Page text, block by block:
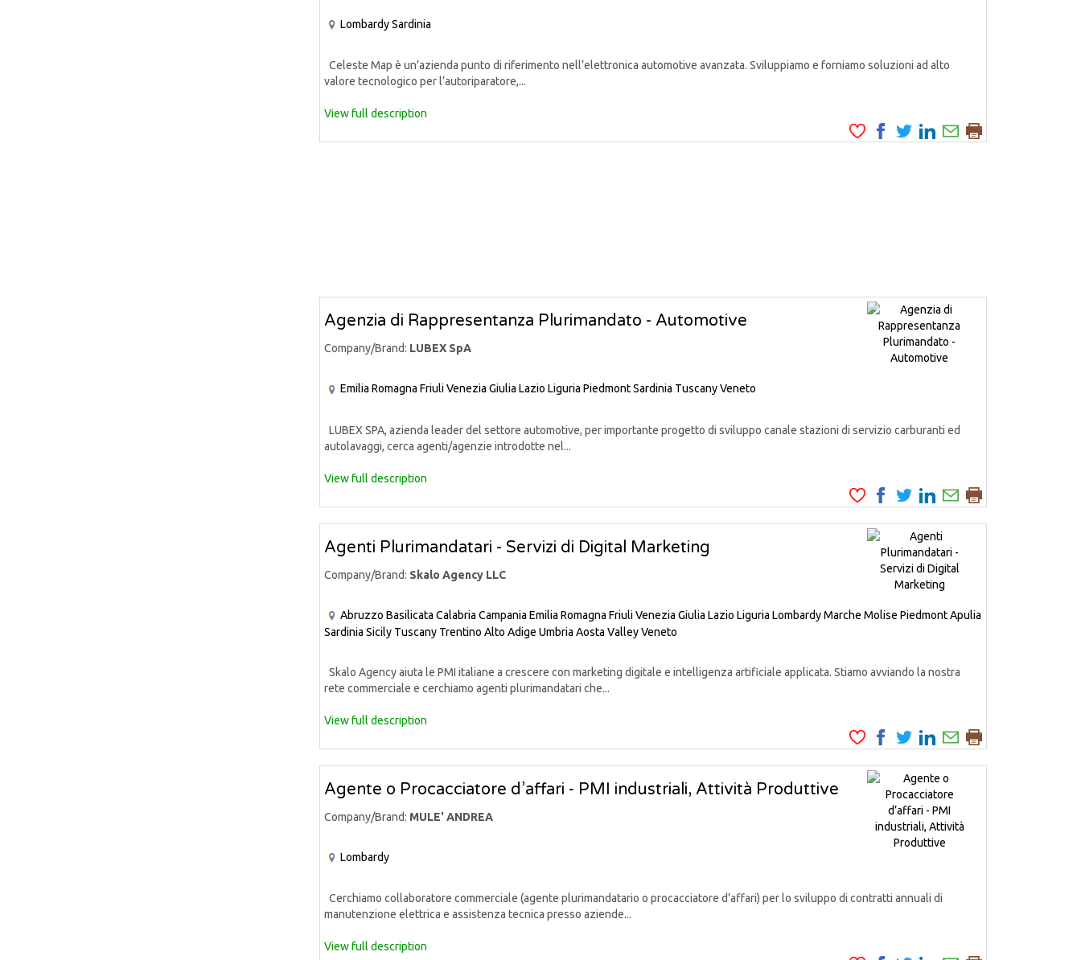
LombardySardinia
Celeste Map è un’azienda punto di riferimento nell’elettronica automotive avanzata. Sviluppiamo e forniamo soluzioni ad alto
valore tecnologico per l’autoriparatore,...
View full description
Agenzia di Rappresentanza Plurimandato - Automotive
Company/Brand: LUBEX SpA
Emilia Romagna Friuli Venezia Giulia Lazio Liguria PiedmontSardinia TuscanyVeneto
LUBEX SPA, azienda leader del settore automotive, per importante progetto di sviluppo canale stazioni di servizio carburanti ed
autolavaggi, cerca agenti/agenzie introdotte nel...
View full description
Agenti Plurimandatari - Servizi di Digital Marketing
Company/Brand: Skalo Agency LLC
Abruzzo Basilicata Calabria Campania Emilia Romagna Friuli Venezia Giulia Lazio Liguria LombardyMarche Molise PiedmontApulia
Sardinia Sicily Tuscany Trentino Alto Adige Umbria Aosta ValleyVeneto
Skalo Agency aiuta le PMI italiane a crescere con marketing digitale e intelligenza artificiale applicata. Stiamo avviando la nostra
rete commerciale e cerchiamo agenti plurimandatari che...
View full description
Agente o Procacciatore d’affari - PMI industriali, Attività Produttive
Company/Brand: MULE' ANDREA
Lombardy
Cerchiamo collaboratore commerciale (agente plurimandatario o procacciatore d’affari) per lo sviluppo di contratti annuali di
manutenzione elettrica e assistenza tecnica presso aziende...
View full description